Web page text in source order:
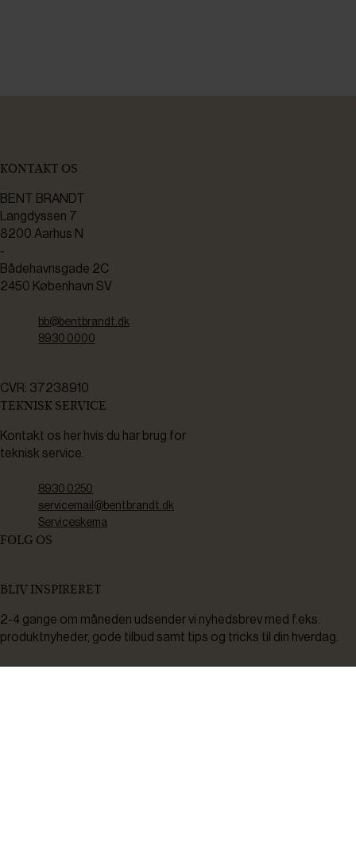
KONTAKT OS
BENT BRANDT
Langdyssen 7
8200 Aarhus N
-
Bådehavnsgade 2C
2450 København SV
bb@bentbrandt.dk
8930 0000
CVR: 37238910
TEKNISK SERVICE
Kontakt os her hvis du har brug for
teknisk service.
8930 0250
servicemail@bentbrandt.dk
Serviceskema
FØLG OS
BLIV INSPIRERET
2-4 gange om måneden udsender vi nyhedsbrev med f.eks.
produktnyheder, gode tilbud samt tips og tricks til din hverdag.